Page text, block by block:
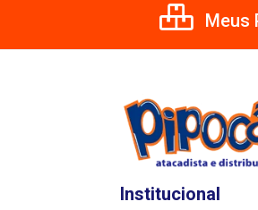
Meus
Institucional